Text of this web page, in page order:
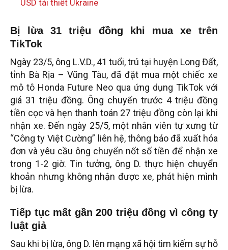
USD tái thiết Ukraine
Bị lừa 31 triệu đồng khi mua xe trên
TikTok
Ngày 23/5, ông L.V.D., 41 tuổi, trú tại huyện Long Đất,
tỉnh Bà Rịa – Vũng Tàu, đã đặt mua một chiếc xe
mô tô Honda Future Neo qua ứng dụng TikTok với
giá 31 triệu đồng. Ông chuyển trước 4 triệu đồng
tiền cọc và hẹn thanh toán 27 triệu đồng còn lại khi
nhận xe. Đến ngày 25/5, một nhân viên tự xưng từ
“Công ty Việt Cường” liên hệ, thông báo đã xuất hóa
đơn và yêu cầu ông chuyển nốt số tiền để nhận xe
trong 1-2 giờ. Tin tưởng, ông D. thực hiện chuyển
khoản nhưng không nhận được xe, phát hiện mình
bị lừa.
Tiếp tục mất gần 200 triệu đồng vì công ty
luật giả
Sau khi bị lừa, ông D. lên mạng xã hội tìm kiếm sự hỗ